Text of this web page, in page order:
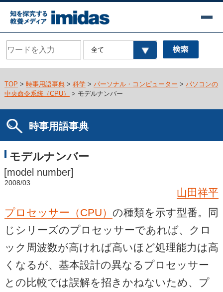
TOP > 時事用語事典> 科学> パーソナル・コンピューター > パソコンの
中央命令系統（CPU）
> モデルナンバー
時事用語事典
モデルナンバー
[model number]
2008/03
山田祥平
プロセッサー（CPU） の種類を示す型番。同
じシリーズのプロセッサーであれば、クロ
ック周波数が高ければ高いほど処理能力は高
くなるが、基本設計の異なるプロセッサー
との比較では誤解を招きかねないため、プ